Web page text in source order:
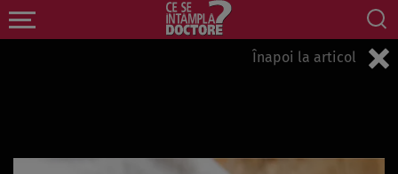
Înapoi la articol